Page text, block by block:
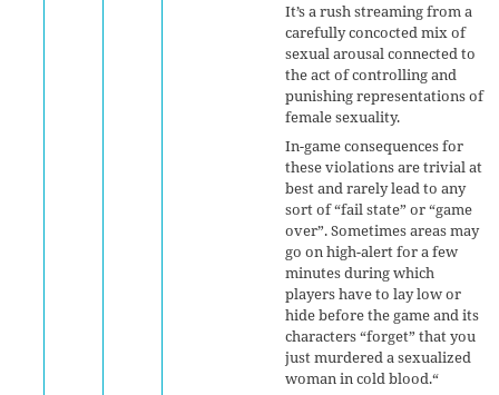
It’s a rush streaming from a
carefully concocted mix of
sexual arousal connected to
the act of controlling and
punishing representations of
female sexuality.
In-game consequences for
these violations are trivial at
best and rarely lead to any
sort of “fail state” or “game
over”. Sometimes areas may
go on high-alert for a few
minutes during which
players have to lay low or
hide before the game and its
characters “forget” that you
just murdered a sexualized
woman in cold blood.“